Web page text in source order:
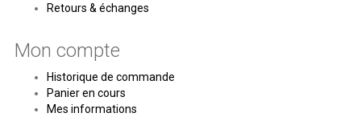
Retours & échanges
Mon compte
Historique de commande
Panier en cours
Mes informations